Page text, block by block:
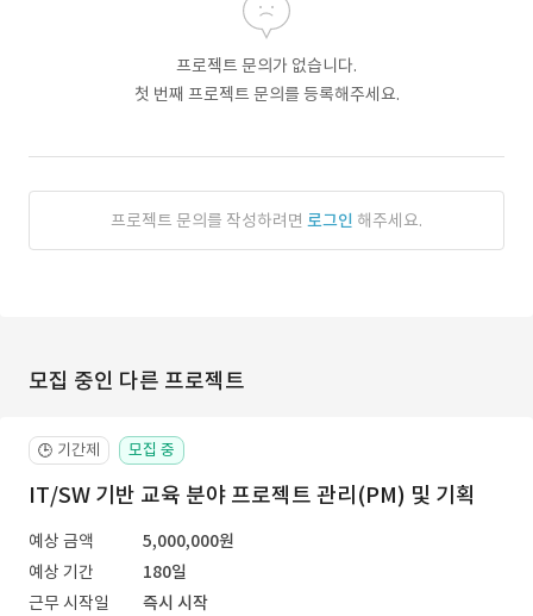
프로젝트 문의가 없습니다.
첫 번째 프로젝트 문의를 등록해주세요.
프로젝트 문의를 작성하려면 로그인 해주세요.
모집 중인 다른 프로젝트
🕒 기간제 모집 중
IT/SW 기반 교육 분야 프로젝트 관리(PM) 및 기획
예상 금액
5,000,000원
예상 기간
180일
근무 시작일
즉시 시작